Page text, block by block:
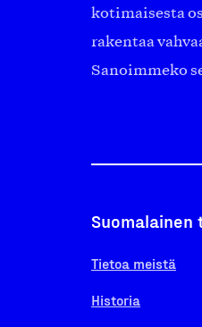
kotimaisesta
rakentaa
Sanoimmeko
Suomalainen
Tietoa meistä
Historia